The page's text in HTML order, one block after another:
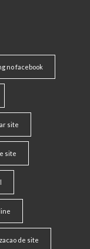
no facebook
site
site
de site